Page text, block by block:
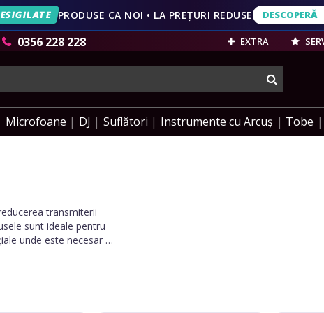
VEZI
PRODUSE CA NOI • LA PREȚURI REDUSE DESCOPERĂ
DESCOPERĂ
0356 228 228 EXTRA
Microfoane DJ Suflători Instrumente cu Arcuș Tobe
transmiterii
sunt ideale pentru
unde este necesar un